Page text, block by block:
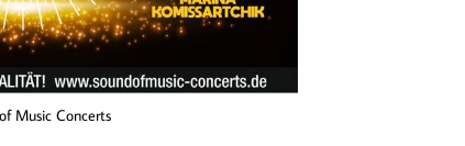
Music Concerts